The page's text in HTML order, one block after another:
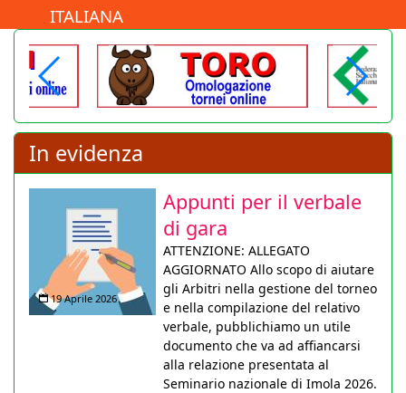
ITALIANA
In evidenza
19 Aprile 2026
Appunti per il verbale
di gara
ATTENZIONE: ALLEGATO
AGGIORNATO Allo scopo di aiutare
gli Arbitri nella gestione del torneo
e nella compilazione del relativo
verbale, pubblichiamo un utile
documento che va ad affiancarsi
alla relazione presentata al
Seminario nazionale di Imola 2026.